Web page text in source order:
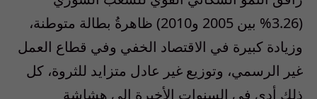
(3.26% بين 2005 و2010) ظاهرةُ بطالة متوطنة،
وزيادة كبيرة في الاقتصاد الخفي وفي قطاع العمل
غير الرسمي، وتوزيع غير عادل متزايد للثروة، كل
ذلك أدى في السنوات الأخيرة إلى هشاشة